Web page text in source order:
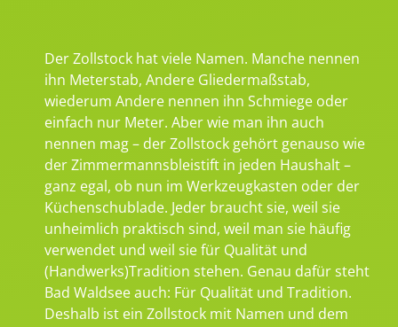
Der Zollstock hat viele Namen. Manche nennen
ihn Meterstab, Andere Gliedermaßstab,
wiederum Andere nennen ihn Schmiege oder
einfach nur Meter. Aber wie man ihn auch
nennen mag – der Zollstock gehört genauso wie
der Zimmermannsbleistift in jeden Haushalt –
ganz egal, ob nun im Werkzeugkasten oder der
Küchenschublade. Jeder braucht sie, weil sie
unheimlich praktisch sind, weil man sie häufig
verwendet und weil sie für Qualität und
(Handwerks)Tradition stehen. Genau dafür steht
Bad Waldsee auch: Für Qualität und Tradition.
Deshalb ist ein Zollstock mit Namen und dem